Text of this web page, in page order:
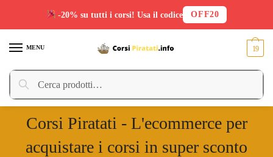
MENU
Cerca:
Cerca
19
Corsi Piratati - L'ecommerce per
acquistare i corsi in super sconto
-20% su tutti i corsi! Usa il codice OFF20